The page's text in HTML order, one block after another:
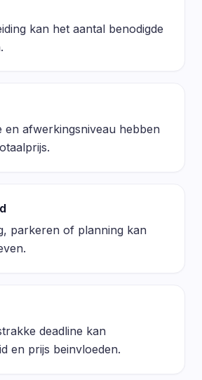
kan het aantal benodigde
en afwerkingsniveau hebben
parkeren of planning kan
deadline kan
en prijs beinvloeden.